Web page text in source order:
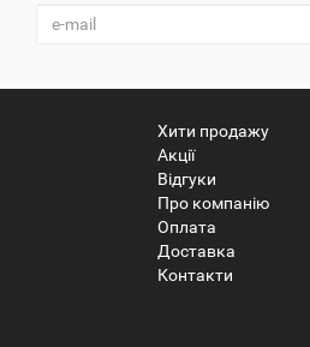
Хити продажу
Акції
Відгуки
Про компанію
Оплата
Доставка
Контакти